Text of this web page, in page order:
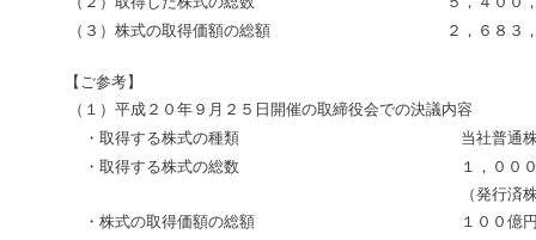
（３）株式の取得価額の総額
２，６８３
【ご参考】
（１）平成２０年９月２５日開催の取締役会での決議内容
・取得する株式の種類
当社普通
・取得する株式の総数
１，００
（発行済
・株式の取得価額の総額
１００億